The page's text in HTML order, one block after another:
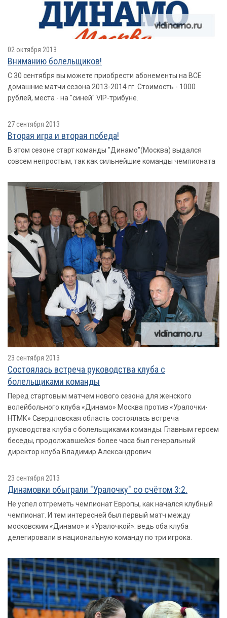
02 октября 2013
Вниманию болельщиков!
С 30 сентября вы можете приобрести абонементы на ВСЕ
домашние матчи сезона 2013-2014 гг. Стоимость - 1000
рублей, места - на "синей" VIP-трибуне.
27 сентября 2013
Вторая игра и вторая победа!
В этом сезоне старт команды "Динамо"(Москва) выдался
совсем непростым, так как сильнейшие команды чемпионата
23 сентября 2013
Состоялась встреча руководства клуба с
болельщиками команды
Перед стартовым матчем нового сезона для женского
волейбольного клуба «Динамо» Москва против «Уралочки-
НТМК» Свердловская область состоялась встреча
руководства клуба с болельщиками команды. Главным героем
беседы, продолжавшейся более часа был генеральный
директор клуба Владимир Александрович
23 сентября 2013
Динамовки обыграли "Уралочку" со счётом 3:2.
Не успел отгреметь чемпионат Европы, как начался клубный
чемпионат. И тем интересней был первый матч между
московским «Динамо» и «Уралочкой»: ведь оба клуба
делегировали в национальную команду по три игрока.